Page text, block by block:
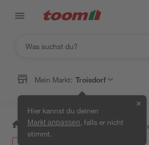
Mein Markt: Troisdorf
Hier kannst du deinen
Markt anpassen , falls er nicht
stimmt.
✕
/ Garten & Freizeit / Anzucht,